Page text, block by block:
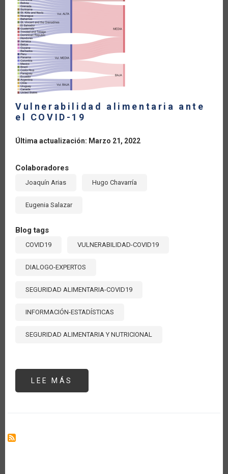
LA
NAVEGACIÓN
Vulnerabilidad alimentaria ante
el COVID-19
Última actualización: Marzo 21, 2022
Colaboradores
Joaquín Arias Hugo Chavarría
Eugenia Salazar
Blog tags
COVID19 VULNERABILIDAD-COVID19
DIALOGO-EXPERTOS
SEGURIDAD ALIMENTARIA-COVID19
INFORMACIÓN-ESTADÍSTICAS
SEGURIDAD ALIMENTARIA Y NUTRICIONAL
LEE MÁS
ALIMENTARIA